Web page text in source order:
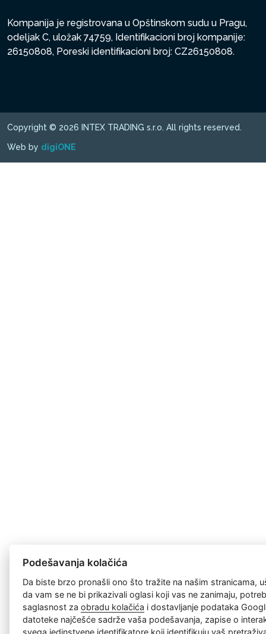
Kompanija je registrovana u Opštinskom sudu u Pragu,
odeljak C, uložak 74759, Identifikacioni broj kompanije:
26150808, Poreski identifikacioni broj: CZ26150808.
Copyright © 2026 INTEX TRADING s.r.o. All rights reserved.
Web by digiONE
Podešavanja kolačića
Da biste brzo pronašli ono što tražite na našim stranicama,
da vam se ne bi prikazivali oglasi koji vas ne zanimaju,
saglasnost zaobradu kolačića i dostavljanje podataka
datoteke najčešće sadrže vaša podešavanja, zapise o
svega jedinstvene identifikatore koji identifikuju vaš